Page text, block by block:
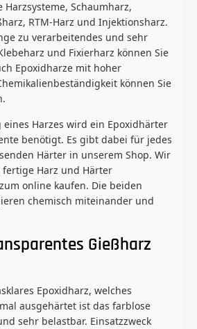
Schaumharz,
RTM-Harz und Injektionsharz.
zu verarbeitendes und sehr
und Fixierharz können Sie
Epoxidharze mit hoher
können Sie
Harzes wird ein Epoxidhärter
benötigt. Es gibt dabei für jedes
Härter in unserem Shop. Wir
Harz und Härter
online kaufen. Die beiden
chemisch miteinander und
Gießharz
Epoxidharz, welches
ausgehärtet ist das farblose
sehr belastbar. Einsatzzweck